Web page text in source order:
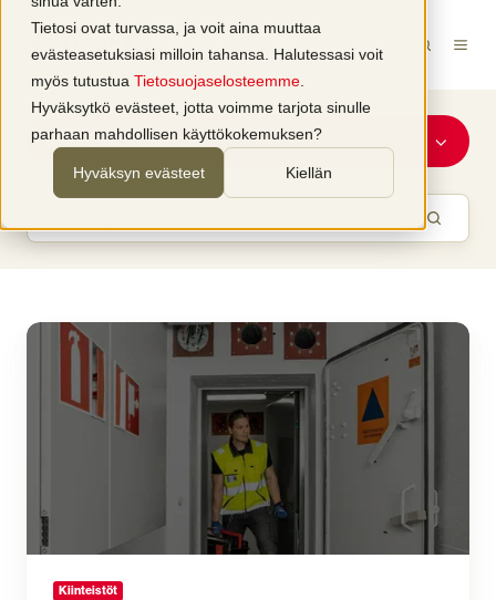
Tietosi ovat turvassa, ja voit aina muuttaa
evästeasetuksiasi milloin tahansa. Halutessasi voit
myös tutustua Tietosuojaselosteemme
Hyväksytkö evästeet, jotta voimme tarjota sinulle
parhaan mahdollisen käyttökokemuksen?
Hyväksyn evästeet Kiellän
Kiinteistöt
Pelkkä
väestönsuoja
Prestolta
Kiinteistöt